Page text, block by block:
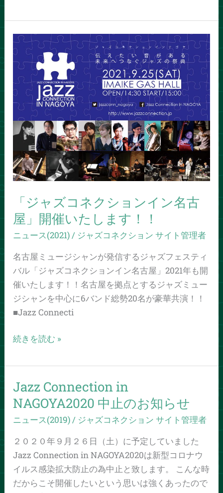
「ジャズコネクションイン名古
屋」開催いたします！！
ニュース(2021)/ ジャズコネクション サイト管理者
名古屋ミュージシャンが発信するジャズフェスティ
バル「ジャズコネクションイン名古屋」2021年も開
催いたします！！名古屋を拠点とするジャズミュー
ジシャンを中心に6バンド総勢20名が豪華共演！！
■Jazz Connecti
「ジ
ャ
ズ
コ
ネ
ク
シ
ョ
ン
イ
ン
屋」
開
い
た
し
ま
す！！
続きを読む »
Jazz Connection in
NAGOYA2020 中止のお知らせ
ニュース(2019)/ ジャズコネクション サイト管理者
２０２０年９月２６日（土）に予定していました
Jazz Connection in NAGOYA2020は新型コロナウ
イルス感染拡大防止の為中止と致します。 こんな時
だからこそ開催したいという思いは強くあったので
Jazz
Connection
NAGOYA2020
中
止
の
お